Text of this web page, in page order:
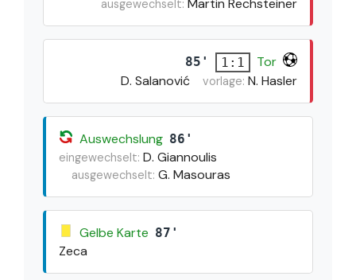
ausgewechselt:
85' 1:1
Tor
D. Salanović
vorlage: N. Hasler
Auswechslung 86'
eingewechselt: D. Giannoulis
ausgewechselt: G. Masouras
Gelbe Karte 87'
Zeca